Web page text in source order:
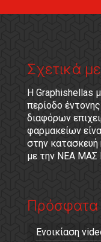
Σχετικά
Η Graphishellas
περίοδο
διαφόρων
φαρμακείων
στην
με την ΝΕΑ ΜΑΣ
Πρόσφατα
Ενοικίαση